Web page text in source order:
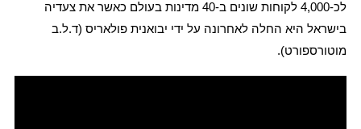
לכ-4,000 לקוחות שונים ב-40 מדינות בעולם כאשר את צעדיה
בישראל היא החלה לאחרונה על ידי יבואנית פולאריס (ד.ל.ב
מוטורספורט).